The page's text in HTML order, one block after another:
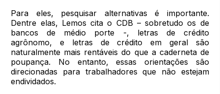
Para eles, pesquisar alternativas é importante.
Dentre elas, Lemos cita o CDB – sobretudo os de
bancos de médio porte -, letras de crédito
agrônomo, e letras de crédito em geral são
naturalmente mais rentáveis do que a caderneta de
poupança. No entanto, essas orientações são
direcionadas para trabalhadores que não estejam
endividados.